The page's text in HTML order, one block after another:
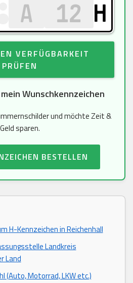
H
VERFÜGBARKEIT
PRÜFEN
Wunschkennzeichen
und möchte Zeit &
Geld sparen.
BESTELLEN
H-Kennzeichen in Reichenhall
Landkreis
Land
(Auto, Motorrad, LKW etc.)